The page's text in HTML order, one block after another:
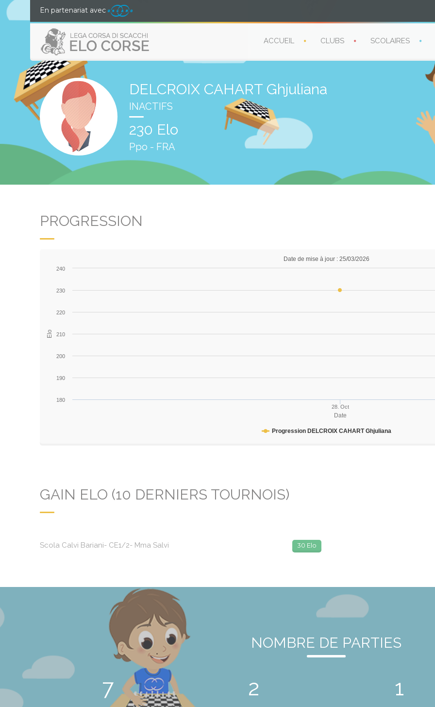
En partenariat avec
ACCUEIL CLUBS SCOLAIRES
DELCROIX CAHART Ghjuliana
INACTIFS
230 Elo
Ppo - FRA
PROGRESSION
Date
Elo
Date de mise à jour : 25/03/2026
Progression DELCROIX CAHART Ghjuliana
28. Oct
180
190
200
210
220
230
240
GAIN ELO (10 DERNIERS TOURNOIS)
Scola Calvi Bariani- CE1/2- Mma Salvi 30 Elo
NOMBRE DE PARTIES
7 2 1